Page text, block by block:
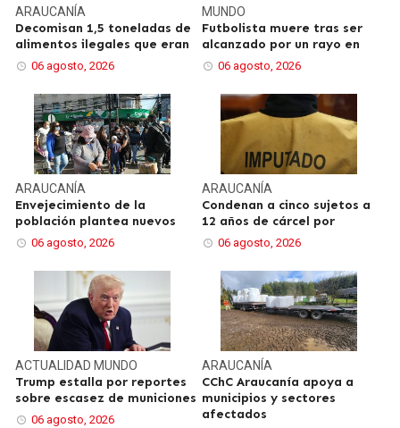
ARAUCANÍA
Decomisan 1,5 toneladas de
alimentos ilegales que eran
06 agosto, 2026
MUNDO
Futbolista muere tras ser
alcanzado por un rayo en
06 agosto, 2026
ARAUCANÍA
Envejecimiento de la
población plantea nuevos
06 agosto, 2026
ARAUCANÍA
Condenan a cinco sujetos a
12 años de cárcel por
06 agosto, 2026
ACTUALIDAD MUNDO
Trump estalla por reportes
sobre escasez de municiones
06 agosto, 2026
ARAUCANÍA
CChC Araucanía apoya a
municipios y sectores
afectados